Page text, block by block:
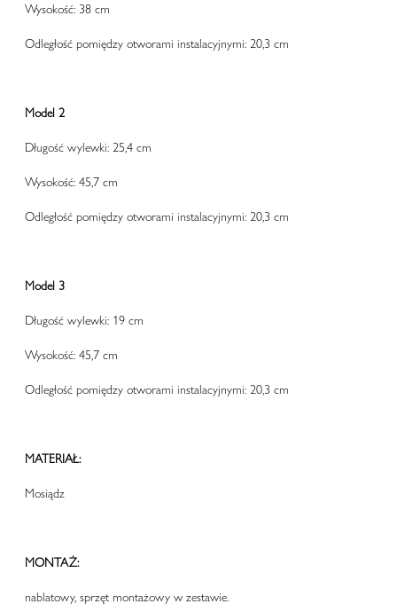
Wysokość: 38 cm
Odległość pomiędzy otworami instalacyjnymi: 20,3 cm
Model 2
Długość wylewki: 25,4 cm
Wysokość: 45,7 cm
Odległość pomiędzy otworami instalacyjnymi: 20,3 cm
Model 3
Długość wylewki: 19 cm
Wysokość: 45,7 cm
Odległość pomiędzy otworami instalacyjnymi: 20,3 cm
MATERIAŁ:
Mosiądz
MONTAŻ:
nablatowy, sprzęt montażowy w zestawie.